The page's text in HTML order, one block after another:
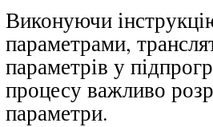
Виконуючи
параметрами,
параметрів у
процесу важливо
параметри.